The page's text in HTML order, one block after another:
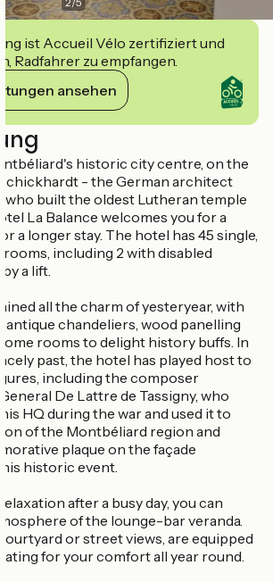
ist Accueil Vélo zertifiziert und
Radfahrer zu empfangen.
ansehen
historic city centre, on the
- the German architect
who built the oldest Lutheran temple
La Balance welcomes you for a
or a longer stay. The hotel has 45 single,
rooms, including 2 with disabled
by a lift.
all the charm of yesteryear, with
antique chandeliers, wood panelling
rooms to delight history buffs. In
past, the hotel has played host to
including the composer
De Lattre de Tassigny, who
his HQ during the war and used it to
of the Montbéliard region and
plaque on the façade
historic event.
after a busy day, you can
of the lounge-bar veranda.
or street views, are equipped
for your comfort all year round.